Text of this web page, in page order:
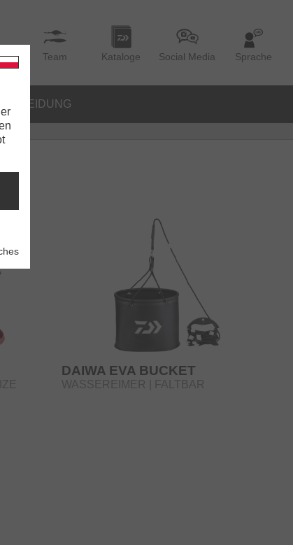
Team Kataloge Social Media Sprache
BEKLEIDUNG
DAIWA EVA BUCKET
WASSEREIMER | FALTBAR